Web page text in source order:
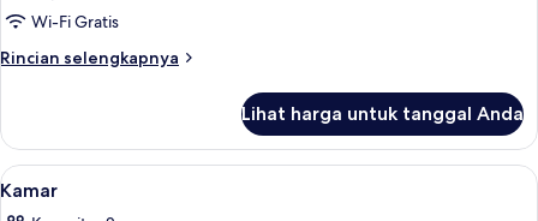
Wi-Fi Gratis
Rincian selengkapnya
Rincian
Kamar
Lihat harga untuk tanggal Anda
Lihat
semua
Seprai premium, meja kerja, tirai
10
Kamar